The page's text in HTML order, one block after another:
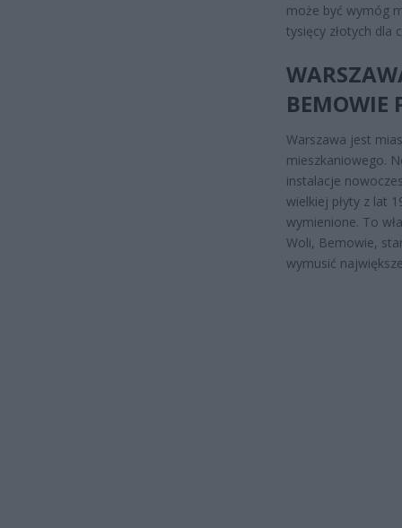
może być wymóg
tysięcy złotych dla
BEMOWIE
Warszawa jest
mieszkaniowego.
instalacje
wielkiej płyty z lat
wymienione. To
Woli, Bemowie,
wymusić